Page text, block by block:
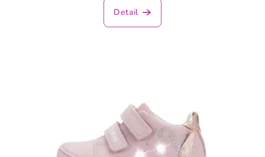
Detail